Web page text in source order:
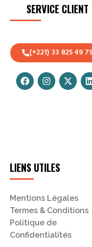
SERVICE CLIENT
(+221) 33 825 49
LIENS UTILES
Mentions Légales
Termes & Conditions
Politique de
Confidentialités